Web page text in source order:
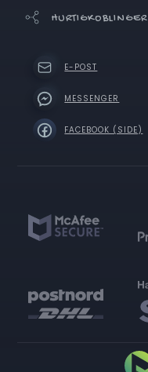
HURTIGKOBLINGER
E-POST
MESSENGER
FACEBOOK (SIDE)